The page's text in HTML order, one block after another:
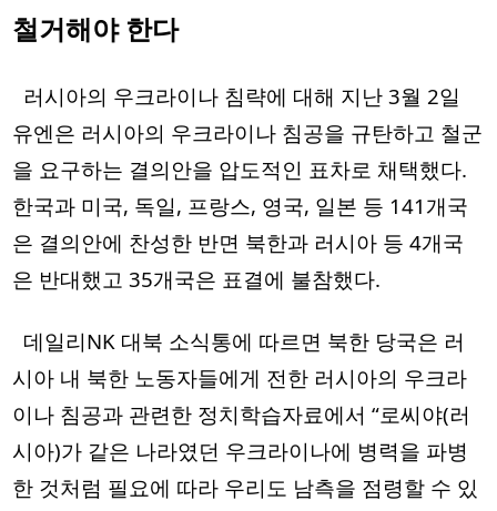
철거해야 한다
유엔은 러시아의 우크라이나 침공을 규탄하고 철군
을 요구하는 결의안을 압도적인 표차로 채택했다.
한국과 미국, 독일, 프랑스, 영국, 일본 등 141개국
은 결의안에 찬성한 반면 북한과 러시아 등 4개국
은 반대했고 35개국은 표결에 불참했다.
시아 내 북한 노동자들에게 전한 러시아의 우크라
이나 침공과 관련한 정치학습자료에서 “로씨야(러
시아)가 같은 나라였던 우크라이나에 병력을 파병
한 것처럼 필요에 따라 우리도 남측을 점령할 수 있